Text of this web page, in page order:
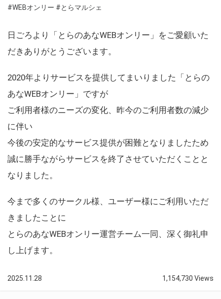
#WEBオンリー #とらマルシェ
日ごろより「とらのあなWEBオンリー」をご愛顧いた
だきありがとうございます。
2020年よりサービスを提供してまいりました「とらの
あなWEBオンリー」ですが
ご利用者様のニーズの変化、昨今のご利用者数の減少
に伴い
今後の安定的なサービス提供が困難となりましたため
誠に勝手ながらサービスを終了させていただくことと
なりました。
今まで多くのサークル様、ユーザー様にご利用いただ
きましたことに
とらのあなWEBオンリー運営チーム一同、深く御礼申
し上げます。
2025.11.28 1,154,730 Views